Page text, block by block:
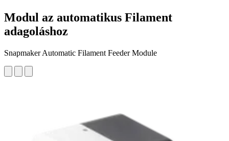
Modul az automatikus Filament
adagoláshoz
Snapmaker Automatic Filament Feeder Module